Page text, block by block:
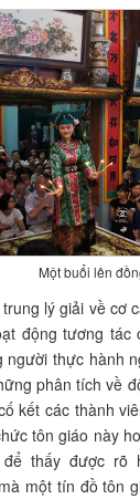
Một buổi lên
lý giải về cơ
động tương tác
người thực hành
phân tích về
kết các thành
tôn giáo này
để thấy được rõ
một tín đồ tôn